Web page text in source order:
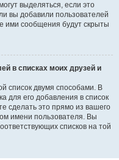
выделяться, если это
вы добавили пользователей
ими сообщения будут скрыты
в списках моих друзей и
список двумя способами. В
для его добавления в список
сделать это прямо из вашего
имени пользователя. Вы
списков на той